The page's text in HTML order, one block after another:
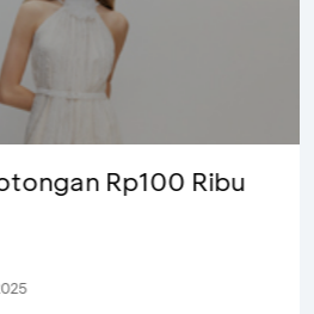
Rp100 Ribu